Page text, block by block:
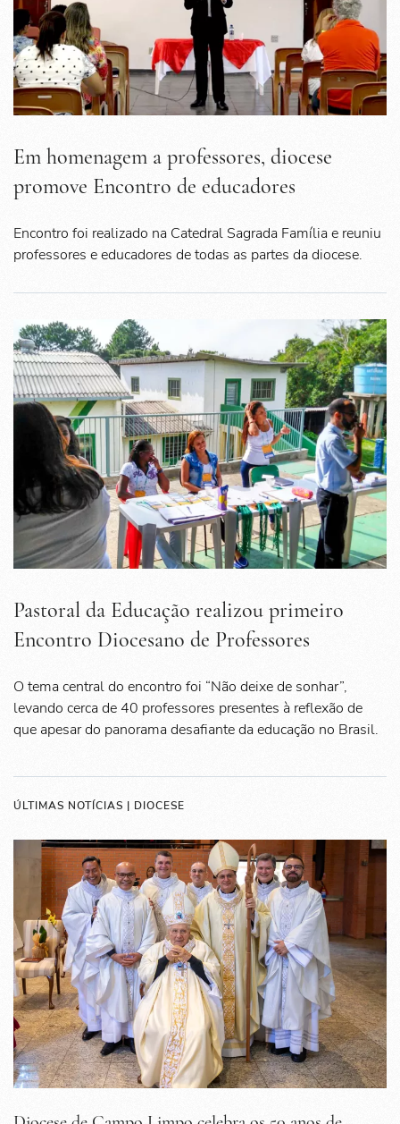
Em homenagem a professores, diocese
promove Encontro de educadores
Encontro foi realizado na Catedral Sagrada Família e reuniu
professores e educadores de todas as partes da diocese.
Pastoral da Educação realizou primeiro
Encontro Diocesano de Professores
O tema central do encontro foi “Não deixe de sonhar”,
levando cerca de 40 professores presentes à reflexão de
que apesar do panorama desafiante da educação no Brasil.
ÚLTIMAS NOTÍCIAS | DIOCESE